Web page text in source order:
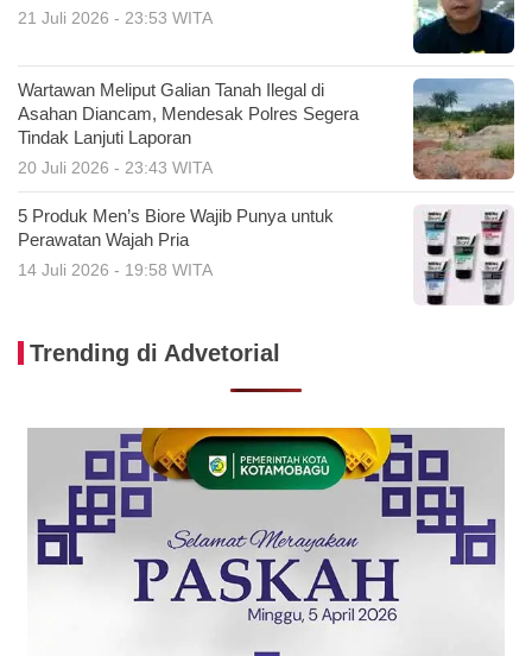
21 Juli 2026 - 23:53 WITA
Wartawan Meliput Galian Tanah Ilegal di
Asahan Diancam, Mendesak Polres Segera
Tindak Lanjuti Laporan
20 Juli 2026 - 23:43 WITA
5 Produk Men’s Biore Wajib Punya untuk
Perawatan Wajah Pria
14 Juli 2026 - 19:58 WITA
Trending di Advetorial